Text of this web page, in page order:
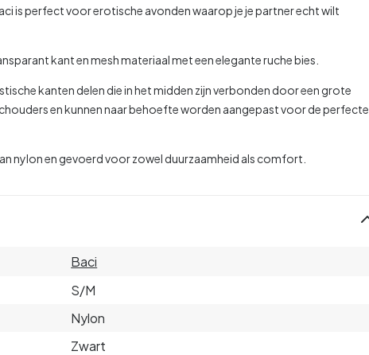
is perfect voor erotische avonden waarop je je partner echt wilt
kant en mesh materiaal met een elegante ruche bies.
kanten delen die in het midden zijn verbonden door een grote
en kunnen naar behoefte worden aangepast voor de perfecte
nylon en gevoerd voor zowel duurzaamheid als comfort.
Baci
S/M
Nylon
Zwart